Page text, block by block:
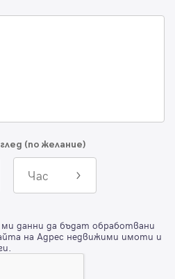
(по желание)
Час
ми данни да бъдат обработвани
на Адрес недвижими имоти и